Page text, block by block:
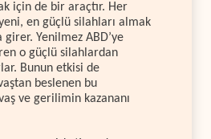
için de bir araçtır. Her
en güçlü silahları almak
girer. Yenilmez ABD’ye
o güçlü silahlardan
Bunun etkisi de
beslenen bu
ve gerilimin kazananı